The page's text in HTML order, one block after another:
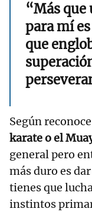
“Más
para mí
que
Según
karate o el
general pero
más duro es
tienes que
instintos